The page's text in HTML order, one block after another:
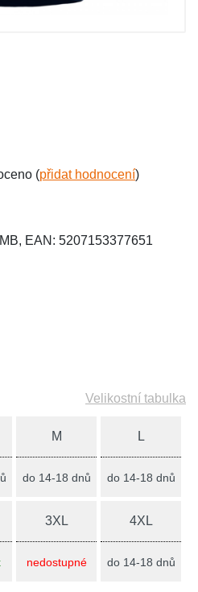
(přidat hodnocení)
EAN: 5207153377651
Velikostní tabulka
M
do 14-18 dnů
L
do 14-18 dnů
3XL
nedostupné
4XL
do 14-18 dnů